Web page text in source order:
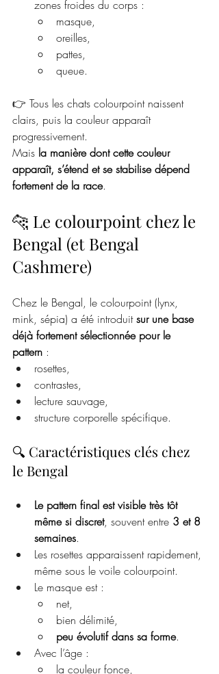
zones froides du corps :
masque,
oreilles,
pattes,
queue.
👉 Tous les chats colourpoint naissent
clairs, puis la couleur apparaît
progressivement.
Mais la manière dont cette couleur
apparaît, s’étend et se stabilise dépend
fortement de la race.
🐆 Le colourpoint chez le
Bengal (et Bengal
Cashmere)
Chez le Bengal, le colourpoint (lynx,
mink, sépia) a été introduit sur une base
déjà fortement sélectionnée pour le
pattern :
rosettes,
contrastes,
lecture sauvage,
structure corporelle spécifique.
🔍 Caractéristiques clés chez
le Bengal
Le pattern final est visible très tôt
même si discret, souvent entre 3 et 8
semaines.
Les rosettes apparaissent rapidement,
même sous le voile colourpoint.
Le masque est :
net,
bien délimité,
peu évolutif dans sa forme.
Avec l’âge :
la couleur fonce,